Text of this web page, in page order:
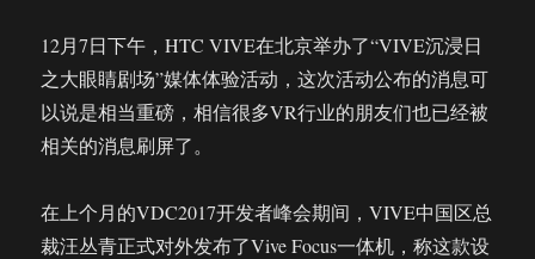
12月7日下午，HTC VIVE在北京举办了“VIVE沉浸日
之大眼睛剧场”媒体体验活动，这次活动公布的消息可
以说是相当重磅，相信很多VR行业的朋友们也已经被
相关的消息刷屏了。
在上个月的VDC2017开发者峰会期间，VIVE中国区总
裁汪丛青正式对外发布了Vive Focus一体机，称这款设